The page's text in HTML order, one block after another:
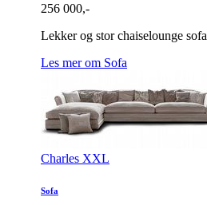
256 000,-
Lekker og stor chaiselounge sofa
Les mer om Sofa
Charles XXL
Sofa